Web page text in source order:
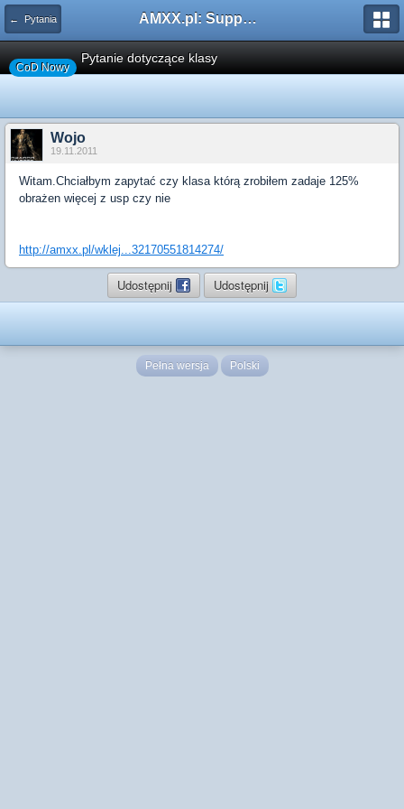
← Pytania AMXX.pl: Support AMX Mod X i SourceMod
CoD Nowy
Pytanie dotyczące klasy
Wojo
19.11.2011
Witam.Chciałbym zapytać czy klasa którą zrobiłem zadaje 125%
obrażen więcej z usp czy nie
http://amxx.pl/wklej...32170551814274/
Udostępnij Udostępnij
Pełna wersja Polski